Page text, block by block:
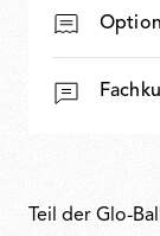
Teil der Glo-